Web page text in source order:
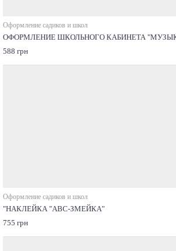
Оформление садиков и школ
ОФОРМЛЕНИЕ ШКОЛЬНОГО КАБИНЕТА
588 грн
Оформление садиков и школ
"НАКЛЕЙКА "ABC-ЗМЕЙКА"
755 грн